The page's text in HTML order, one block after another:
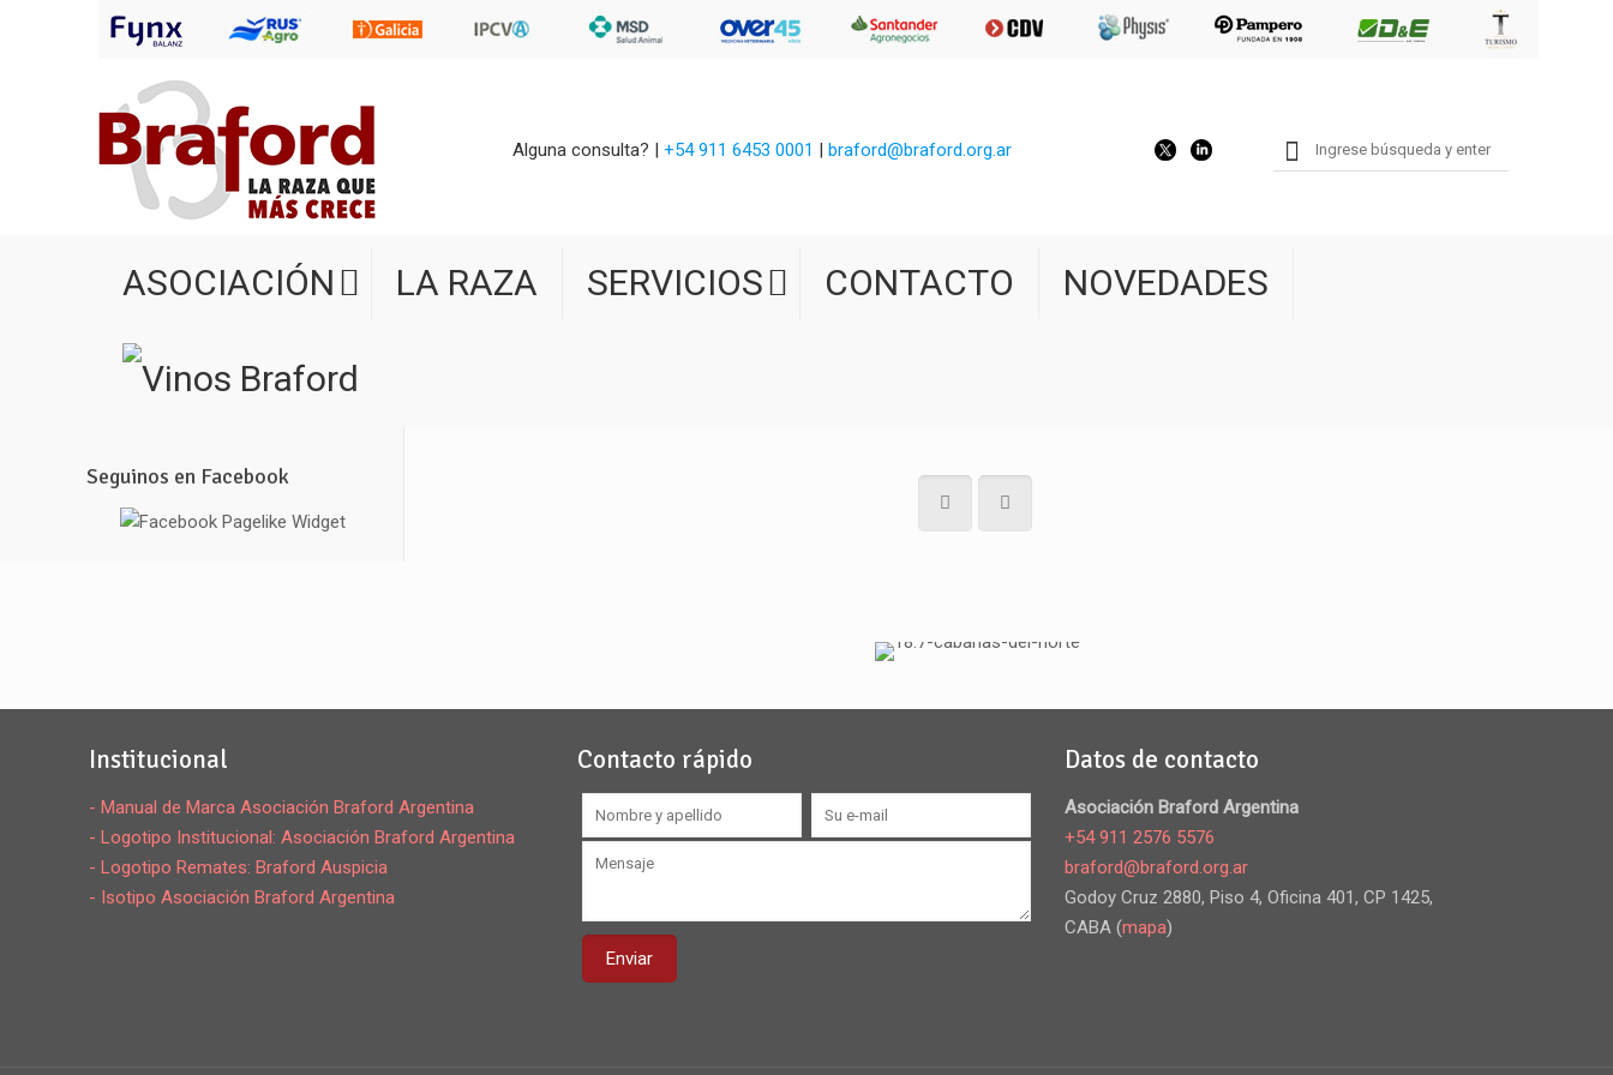
Alguna consulta? | +54 911 6453 0001 | braford@braford.org.ar
ASOCIACIÓN LA RAZA SERVICIOS CONTACTO NOVEDADES
Seguinos en Facebook
Institucional
- Manual de Marca Asociación Braford Argentina
- Logotipo Institucional: Asociación Braford Argentina
- Logotipo Remates: Braford Auspicia
- Isotipo Asociación Braford Argentina
Contacto rápido Datos de contacto
Asociación Braford Argentina
+54 911 2576 5576
braford@braford.org.ar
Godoy Cruz 2880, Piso 4, Oficina 401, CP 1425,
CABA (mapa)